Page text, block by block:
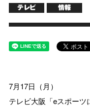
テレビ 情報
7月17日（月）
テレビ大阪「eスポーツ